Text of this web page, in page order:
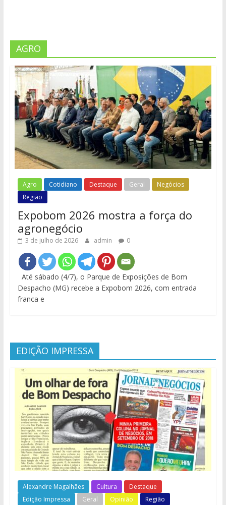
AGRO
Agro Cotidiano Destaque Geral
Negócios
Região
Expobom 2026 mostra a força do
agronegócio
3 de julho de 2026 admin 0
Até sábado (4/7), o Parque de Exposições de Bom
Despacho (MG) recebe a Expobom 2026, com entrada
franca e
EDIÇÃO IMPRESSA
Alexandre Magalhães Cultura
Destaque
Edição Impressa
Geral Opinião Região